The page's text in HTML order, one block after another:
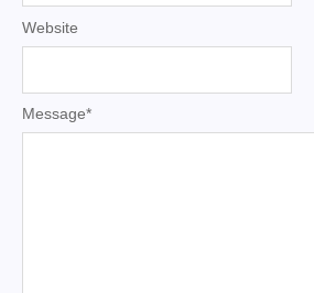
Message*
Website